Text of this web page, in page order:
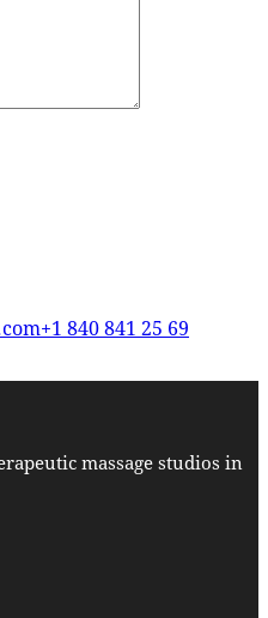
+1 840 841 25 69
massage studios in